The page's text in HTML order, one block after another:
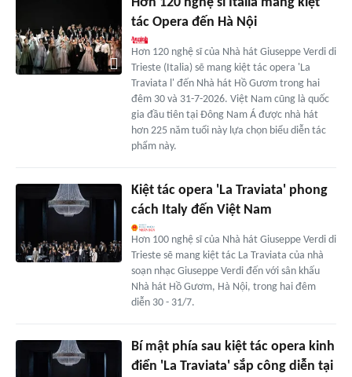
tác Opera đến Hà Nội
Hơn 120 nghệ sĩ của Nhà hát Giuseppe Verdi di
Trieste (Italia) sẽ mang kiệt tác opera 'La
Traviata l' đến Nhà hát Hồ Gươm trong hai
đêm 30 và 31-7-2026. Việt Nam cũng là quốc
gia đầu tiên tại Đông Nam Á được nhà hát
hơn 225 năm tuổi này lựa chọn biểu diễn tác
phẩm này.
Kiệt tác opera 'La Traviata' phong
cách Italy đến Việt Nam
Hơn 100 nghệ sĩ của Nhà hát Giuseppe Verdi di
Trieste sẽ mang kiệt tác La Traviata của nhà
soạn nhạc Giuseppe Verdi đến với sân khấu
Nhà hát Hồ Gươm, Hà Nội, trong hai đêm
diễn 30 - 31/7.
Bí mật phía sau kiệt tác opera kinh
điển 'La Traviata' sắp công diễn tại